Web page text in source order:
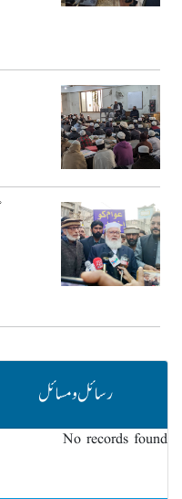
رسائل و مسائل
No records found